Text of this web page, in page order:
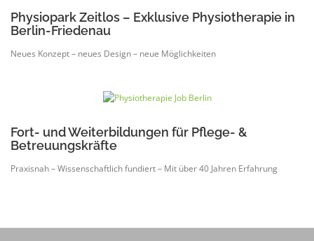
Physiopark Zeitlos – Exklusive Physiotherapie in
Berlin-Friedenau
Neues Konzept – neues Design – neue Möglichkeiten
Fort- und Weiterbildungen für Pflege- &
Betreuungskräfte
Praxisnah – Wissenschaftlich fundiert – Mit über 40 Jahren Erfahrung